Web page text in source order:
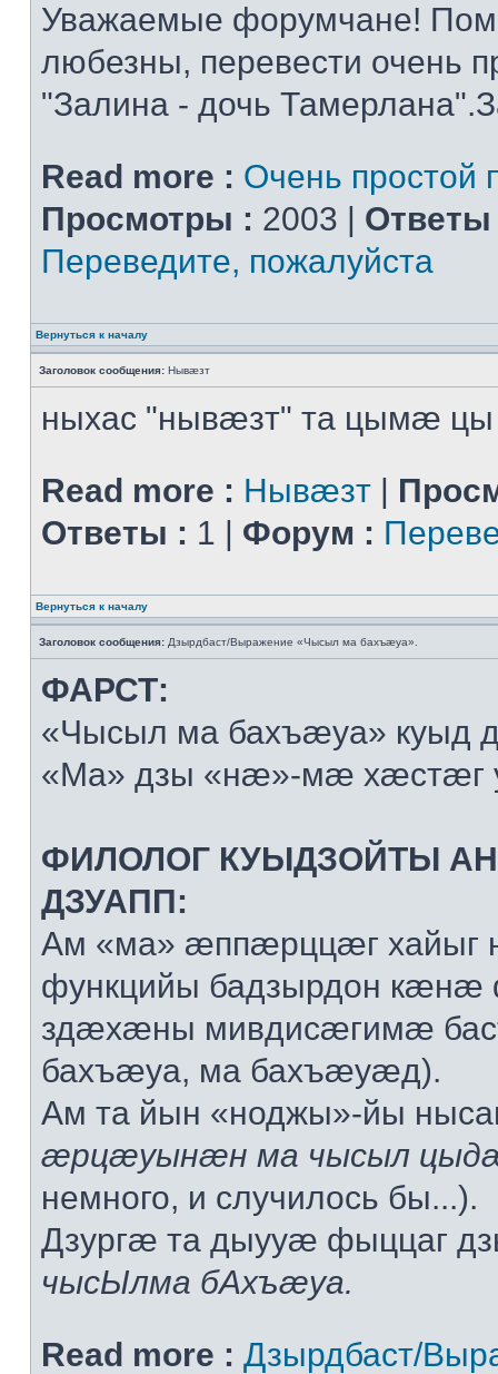
Уважаемые форумчане!
любезны, перевести очень
"Залина - дочь
Read more : Очень простой
Просмотры : 2003 | Ответы
Переведите, пожалуйста
Вернуться к началу
Заголовок сообщения: Нывæзт
ныхас "нывæзт" та цымæ цы
Read more : Нывæзт |
Ответы : 1 | Форум :
Вернуться к началу
Заголовок сообщения: Дзырдбаст/Выражение «Чысыл ма бахъæуа».
ФАРСТ:
«Чысыл ма бахъæуа» куыд
«Ма» дзы «нæ»-мæ хæстæг
ФИЛОЛОГ КУЫДЗОЙТЫ
ДЗУАПП:
Ам «ма» æппæрццæг хайыг
функцийы бадзырдон
здæхæны мивдисæгимæ
бахъæуа, ма бахъæуæд).
Ам та йын «ноджы»-йы
æрцæуынæн ма чысыл
немного, и случилось бы...).
Дзургæ та дыууæ фыццаг
чысЫлма бАхъæуа.
Read more : Дзырдбаст/